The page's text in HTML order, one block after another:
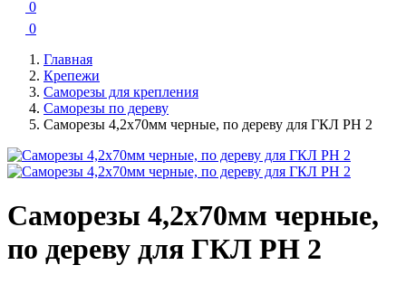
0
0
Главная
Крепежи
Саморезы для крепления
Саморезы по дереву
Саморезы 4,2х70мм черные, по дереву для ГКЛ РН 2
Саморезы 4,2х70мм черные,
по дереву для ГКЛ РН 2